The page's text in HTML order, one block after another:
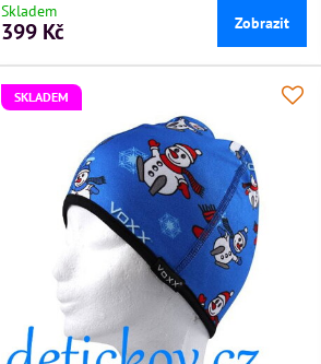
Skladem
399 Kč Zobrazit
SKLADEM